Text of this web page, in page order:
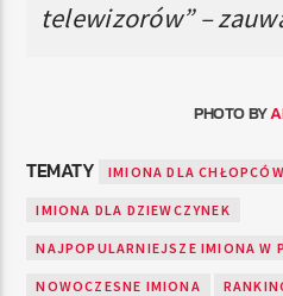
telewizorów” –
PHOTO BY
TEMATY IMIONA DLA CHŁOPCÓW
IMIONA DLA DZIEWCZYNEK
NAJPOPULARNIEJSZE IMIONA W
NOWOCZESNE IMIONA